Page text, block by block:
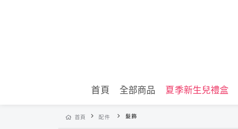
首頁 全部商品 夏季新生兒禮盒
首頁 配件 髮飾